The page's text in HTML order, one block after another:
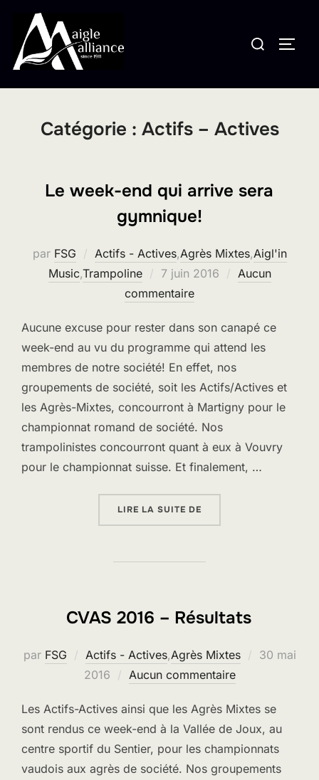
contenu
Rechercher :
Catégorie : Actifs – Actives
Le week-end qui arrive sera
gymnique!
par FSG Actifs - Actives,Agrès Mixtes,Aigl'in
Music,Trampoline
Publié
le
7 juin 2016
Aucun
commentaire
Aucune excuse pour rester dans son canapé ce
week-end au vu du programme qui attend les
membres de notre société! En effet, nos
groupements de société, soit les Actifs/Actives et
les Agrès-Mixtes, concourront à Martigny pour le
championnat romand de société. Nos
trampolinistes concourront quant à eux à Vouvry
pour le championnat suisse. Et finalement, …
LIRE LA SUITE DE
CVAS 2016 – Résultats
par FSG Actifs - Actives,Agrès Mixtes
Publié
30 mai
2016
Aucun commentaire
Les Actifs-Actives ainsi que les Agrès Mixtes se
sont rendus ce week-end à la Vallée de Joux, au
centre sportif du Sentier, pour les championnats
vaudois aux agrès de société. Nos groupements